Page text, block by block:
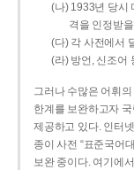
(나) 1933년 당시
격을 인정받
(다) 각 사전에서
(라) 방언, 신조어
그러나 수많은 어휘
한계를 보완하고자
제공하고 있다. 인터
종이 사전 “표준국어
보완 중이다. 여기에